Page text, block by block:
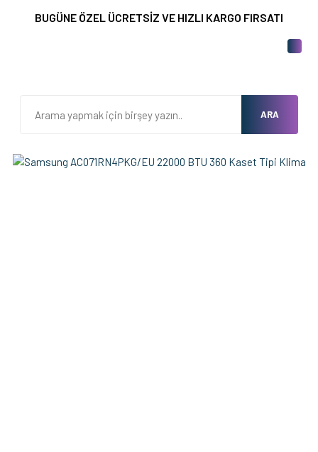
BUGÜNE ÖZEL ÜCRETSİZ VE HIZLI KARGO FIRSATI
ARA